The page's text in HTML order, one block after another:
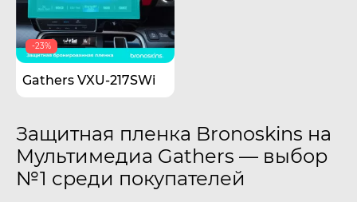
-23%
Gathers VXU-217SWi
Защитная пленка Bronoskins на
Мультимедиа Gathers — выбор
№1 среди покупателей